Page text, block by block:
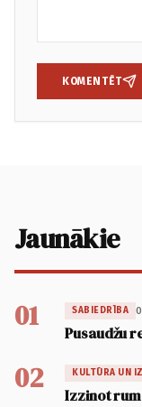
KOMENTĒT
Jaunākie
01 SABIEDRĪBA
Pusaudžu
02 KULTŪRA UN
Izzinot